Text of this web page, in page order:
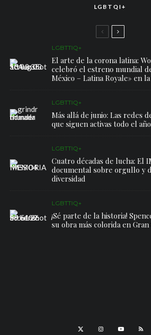
LGBTQI+
LGBTTIQ+
El arte de la corona latina:
celebró el estreno mundial
México – Latina Royale» en
LGBTTIQ+
Más allá de junio: Las redes
que siguen activas todo el año
LGBTTIQ+
Cuatro décadas de lucha: El
documental sobre orgullo y
diversidad
LGBTTIQ+
¡Sé parte de la historia!
su obra más colorida en Gran